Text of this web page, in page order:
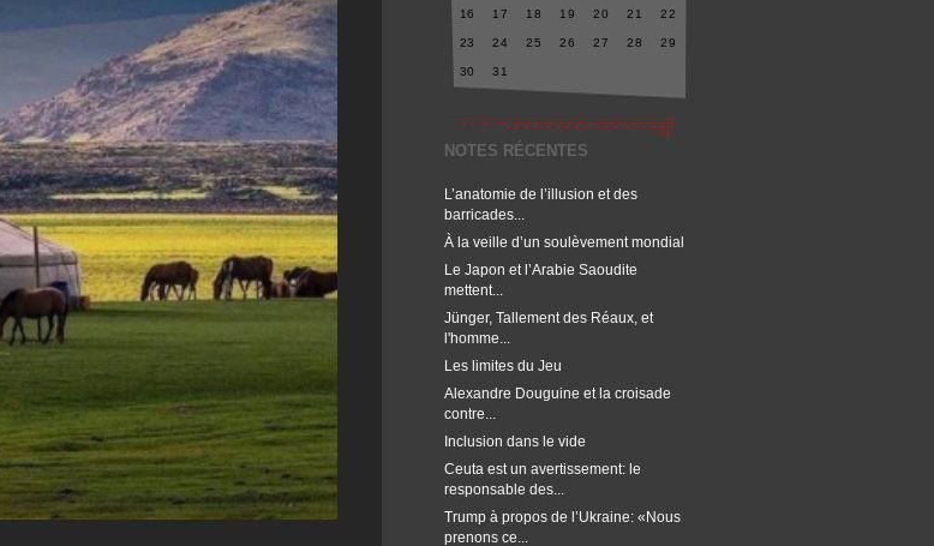
16 17 18 19 20 21 22
23 24 25 26 27 28 29
30 31
NOTES RÉCENTES
L’anatomie de l’illusion et des
barricades...
À la veille d’un soulèvement mondial
Le Japon et l’Arabie Saoudite
mettent...
Jünger, Tallement des Réaux, et
l'homme...
Les limites du Jeu
Alexandre Douguine et la croisade
contre...
Inclusion dans le vide
Ceuta est un avertissement: le
responsable des...
Trump à propos de l’Ukraine: «Nous
prenons ce...